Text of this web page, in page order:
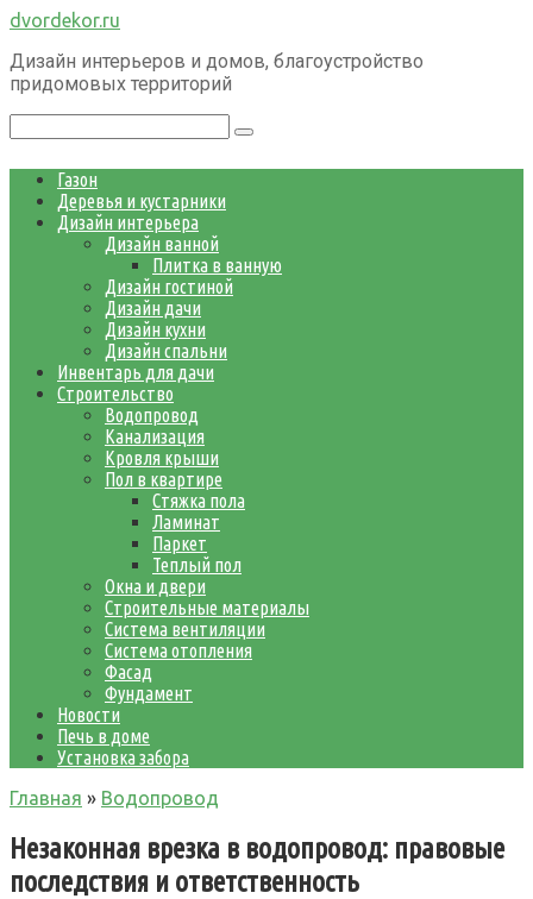
Перейти
контенту
dvordekor.ru
Дизайн интерьеров и домов, благоустройство
придомовых территорий
Газон
Деревья и кустарники
Дизайн интерьера
Дизайн ванной
Плитка в ванную
Дизайн гостиной
Дизайн дачи
Дизайн кухни
Дизайн спальни
Инвентарь для дачи
Строительство
Водопровод
Канализация
Кровля крыши
Пол в квартире
Стяжка пола
Ламинат
Паркет
Теплый пол
Окна и двери
Строительные материалы
Система вентиляции
Система отопления
Фасад
Фундамент
Новости
Печь в доме
Установка забора
Главная » Водопровод
Незаконная врезка в водопровод: правовые
последствия и ответственность